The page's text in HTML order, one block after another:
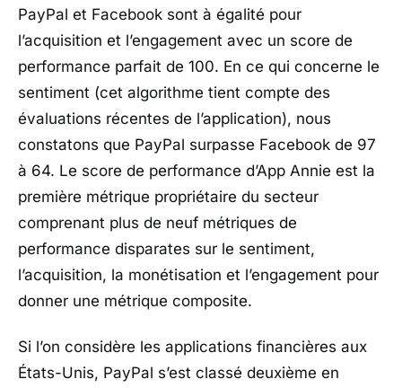
PayPal et Facebook sont à égalité pour
l’acquisition et l’engagement avec un score de
performance parfait de 100. En ce qui concerne le
sentiment (cet algorithme tient compte des
évaluations récentes de l’application), nous
constatons que PayPal surpasse Facebook de 97
à 64. Le score de performance d’App Annie est la
première métrique propriétaire du secteur
comprenant plus de neuf métriques de
performance disparates sur le sentiment,
l’acquisition, la monétisation et l’engagement pour
donner une métrique composite.
Si l’on considère les applications financières aux
États-Unis, PayPal s’est classé deuxième en